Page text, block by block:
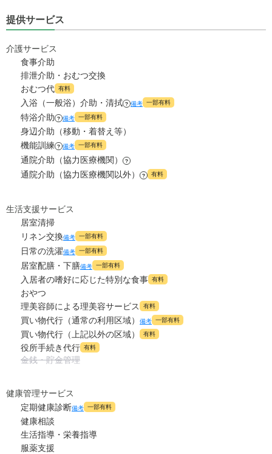
食費 ?
水道・光熱費
上乗せ介護費 ?
その他 0
介護保険料
管理費
食費 ? 5.5
水道・光熱費
上乗せ介護費 ?
その他
介護保険料
提供サービス
介護サービス
食事介助
排泄介助・おむつ交換
おむつ代 有料
入浴（一般浴）介助・清拭 ? 備考 一部有料
特浴介助 ? 備考 一部有料
身辺介助（移動・着替え等）
機能訓練 ? 備考 一部有料
通院介助（協力医療機関） ?
通院介助（協力医療機関以外） ? 有料
生活支援サービス
居室清掃
リネン交換備考 一部有料
日常の洗濯備考 一部有料
居室配膳・下膳備考 一部有料
入居者の嗜好に応じた特別な食事 有料
おやつ
理美容師による理美容サービス
有料
買い物代行（通常の利用区域） 備考 一部有料
買い物代行（上記以外の区域） 有料
役所手続き代行 有料
金銭・貯金管理
健康管理サービス
定期健康診断備考 一部有料
健康相談
生活指導・栄養指導
服薬支援